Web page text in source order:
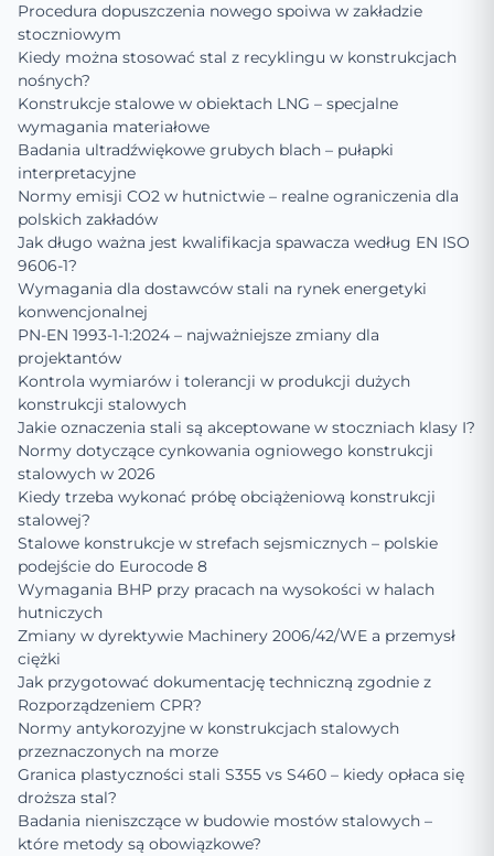
Procedura dopuszczenia nowego spoiwa w zakładzie
stoczniowym
Kiedy można stosować stal z recyklingu w konstrukcjach
nośnych?
Konstrukcje stalowe w obiektach LNG – specjalne
wymagania materiałowe
Badania ultradźwiękowe grubych blach – pułapki
interpretacyjne
Normy emisji CO2 w hutnictwie – realne ograniczenia dla
polskich zakładów
Jak długo ważna jest kwalifikacja spawacza według EN ISO
9606-1?
Wymagania dla dostawców stali na rynek energetyki
konwencjonalnej
PN-EN 1993-1-1:2024 – najważniejsze zmiany dla
projektantów
Kontrola wymiarów i tolerancji w produkcji dużych
konstrukcji stalowych
Jakie oznaczenia stali są akceptowane w stoczniach klasy I?
Normy dotyczące cynkowania ogniowego konstrukcji
stalowych w 2026
Kiedy trzeba wykonać próbę obciążeniową konstrukcji
stalowej?
Stalowe konstrukcje w strefach sejsmicznych – polskie
podejście do Eurocode 8
Wymagania BHP przy pracach na wysokości w halach
hutniczych
Zmiany w dyrektywie Machinery 2006/42/WE a przemysł
ciężki
Jak przygotować dokumentację techniczną zgodnie z
Rozporządzeniem CPR?
Normy antykorozyjne w konstrukcjach stalowych
przeznaczonych na morze
Granica plastyczności stali S355 vs S460 – kiedy opłaca się
droższa stal?
Badania nieniszczące w budowie mostów stalowych –
które metody są obowiązkowe?